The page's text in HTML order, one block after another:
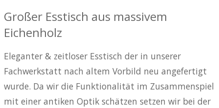
Großer Esstisch aus massivem
Eichenholz
Eleganter & zeitloser Esstisch der in unserer
Fachwerkstatt nach altem Vorbild neu angefertigt
wurde. Da wir die Funktionalität im Zusammenspiel
mit einer antiken Optik schätzen setzen wir bei der